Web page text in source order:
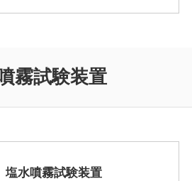
霧試験装置
塩水噴霧試験装置